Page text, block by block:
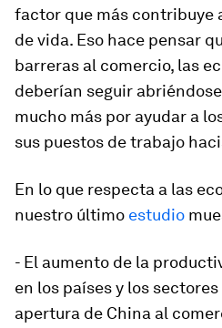
factor que más contribuye
de vida. Eso hace pensar
barreras al comercio, las
deberían seguir
mucho más por ayudar a
sus puestos de trabajo
En lo que respecta a las
nuestro último estudio
- El aumento de la
en los países y los
apertura de China al